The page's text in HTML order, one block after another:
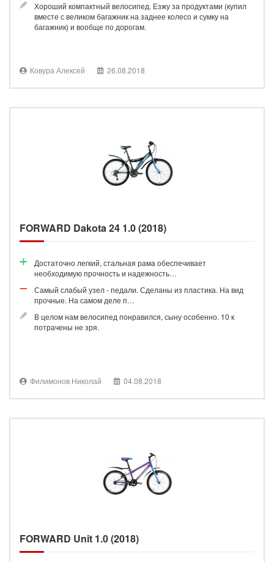
Хороший компактный велосипед. Езжу за продуктами (купил
вместе с великом багажник на заднее колесо и сумку на
багажник) и вообще по дорогам.
Ковура Алексей 26.08.2018
FORWARD Dakota 24 1.0 (2018)
Достаточно легкий, стальная рама обеспечивает
необходимую прочность и надежность…
Самый слабый узел - педали. Сделаны из пластика. На вид
прочные. На самом деле п…
В целом нам велосипед понравился, сыну особенно. 10 к
потрачены не зря.
Филимонов Николай 04.08.2018
FORWARD Unit 1.0 (2018)